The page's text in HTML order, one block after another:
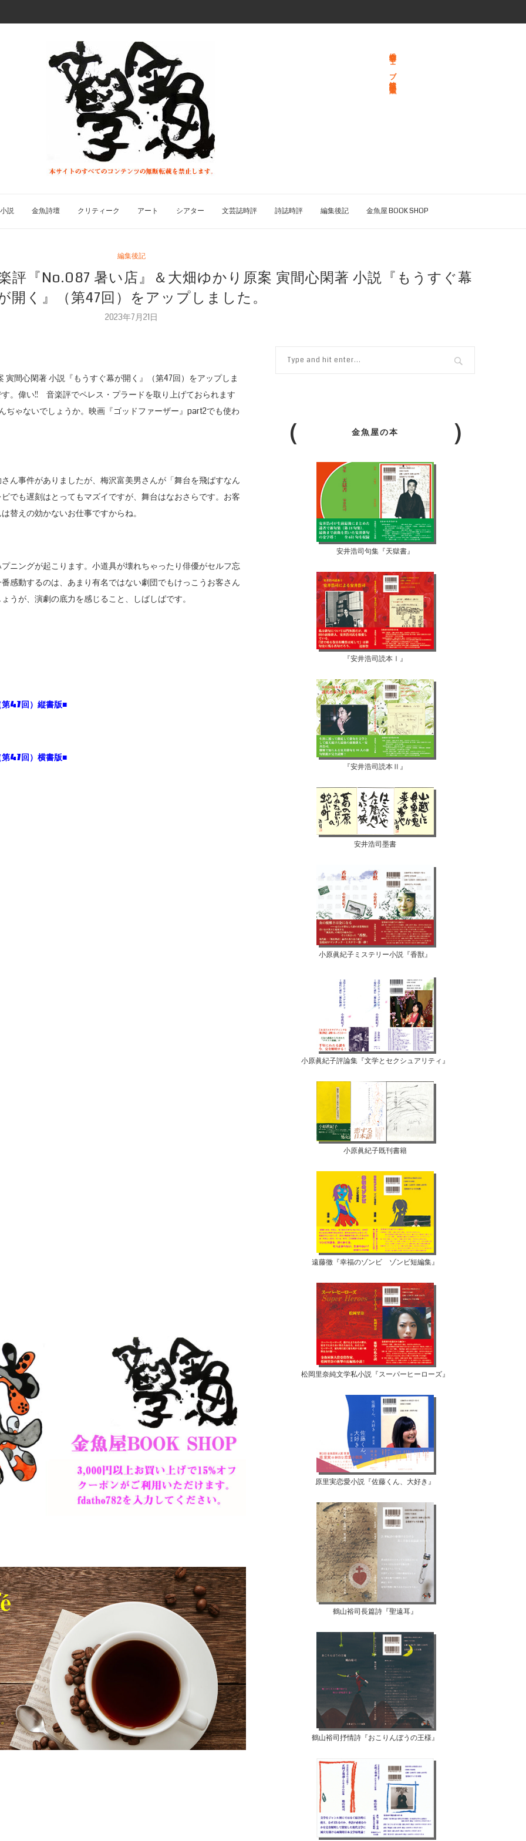
総合文学ウェブ情報誌 文学金魚
小説 金魚詩壇 クリティーク アート シアター 文芸誌時評 詩誌時評 編集後記 金魚屋 BOOK SHOP
編集後記
評『No.087 暑い店』＆大畑ゆかり原案 寅間心閑著 小説『もうすぐ幕
開く』（第47回）をアップしました。
2023年7月21日
間心閑著 小説『もうすぐ幕が開く』（第47回）をアップしま
。偉い!! 音楽評でペレス・プラードを取り上げておられます
ゃないでしょうか。映画『ゴッドファーザー』part2でも使わ
ん事件がありましたが、梅沢富美男さんが「舞台を飛ばすなん
でも遅刻はとってもマズイですが、舞台はなおさらです。お客
替えの効かないお仕事ですからね。
ニングが起こります。小道具が壊れちゃったり俳優がセルフ忘
感動するのは、あまり有名ではない劇団でもけっこうお客さん
うが、演劇の底力を感じること、しばしばです。
第47回）縦書版■
第47回）横書版■
金魚屋の本
安井浩司句集『天獄書』
『安井浩司読本Ⅰ』
『安井浩司読本Ⅱ』
安井浩司墨書
小原眞紀子ミステリー小説『香獣』
小原眞紀子評論集『文学とセクシュアリティ』
小原眞紀子既刊書籍
遠藤徹『幸福のゾンビ ゾンビ短編集』
松岡里奈純文学私小説『スーパーヒーローズ』
原里実恋愛小説『佐藤くん、大好き』
鶴山裕司長篇詩『聖遠耳』
鶴山裕司抒情詩『おこりんぼうの王様』